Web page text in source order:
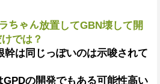
ちゃん放置してGBN壊して開
では？
幹は同じっぽいのは示唆されて
の開発でもある可能性高い